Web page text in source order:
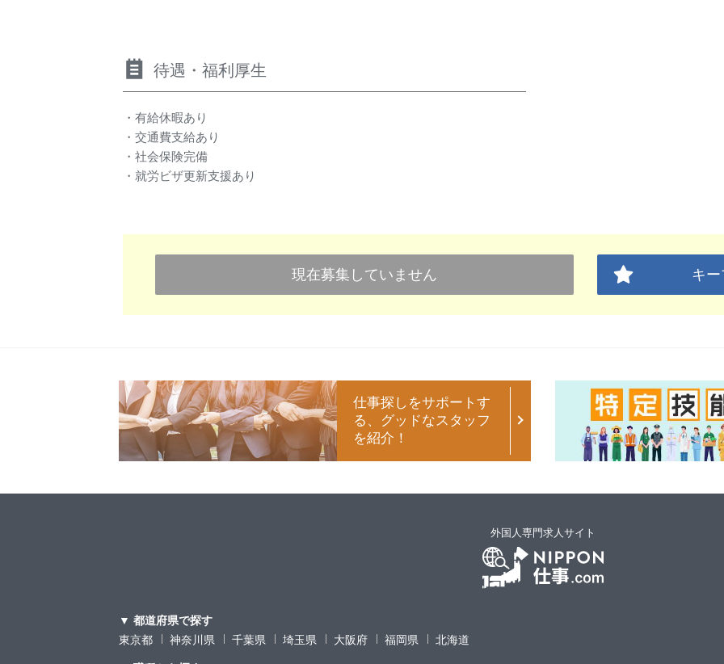
待遇・福利厚生
・有給休暇あり
・交通費支給あり
・社会保険完備
・就労ビザ更新支援あり
現在募集していません キー
仕事探しをサポートす
る、グッドなスタッフ
を紹介！
外国人専門求人サイト
▼ 都道府県で探す
東京都
神奈川県 千葉県 埼玉県 大阪府 福岡県 北海道